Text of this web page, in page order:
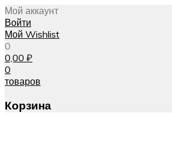
Мой аккаунт
Войти
Мой Wishlist
0
0,00 ₽
0
товаров
Корзина